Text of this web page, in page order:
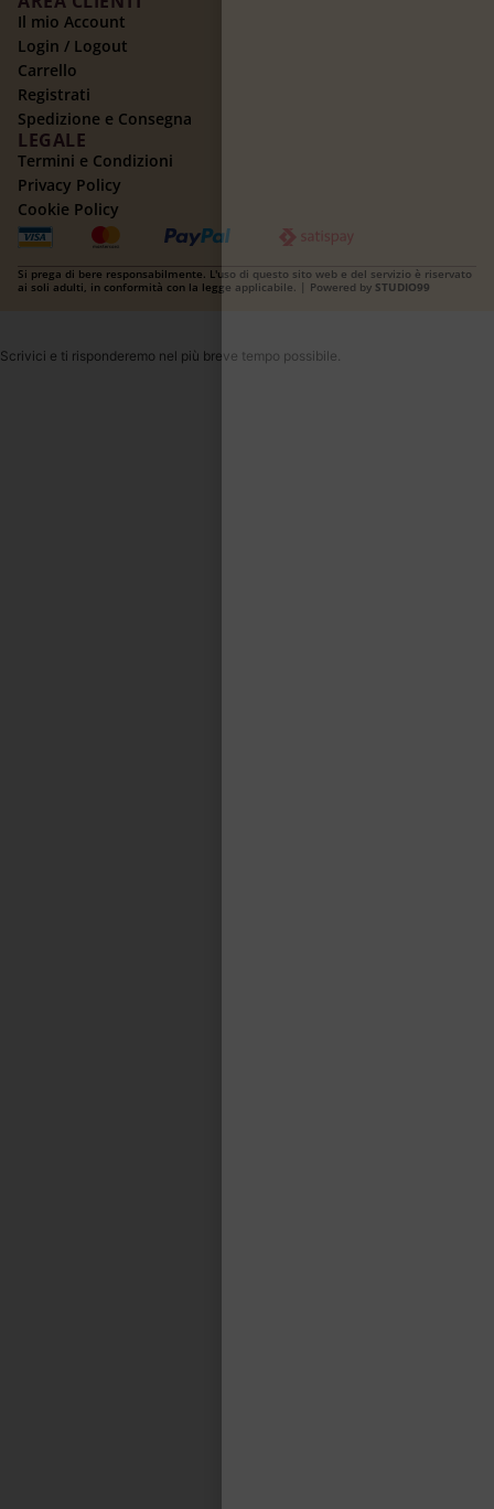
Il mio Account
Login / Logout
Carrello
Registrati
Spedizione e Consegna
LEGALE
Termini e Condizioni
Privacy Policy
Cookie Policy
Si prega di bere responsabilmente. L'uso di questo sito web e del servizio è riservato
ai soli adulti, in conformità con la legge applicabile. | Powered by STUDIO99
Scrivici e ti risponderemo nel più breve tempo possibile.